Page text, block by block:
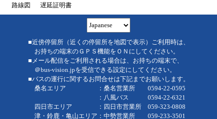
路線図 遅延証明書
■近傍停留所（近くの停留所を地図で表示）ご利用時は、
お持ちの端末のＧＰＳ機能をＯＮにしてください。
■メール配信をご利用される場合は、お持ちの端末で、
＠bus-vision.jpを受信できる設定にしてください。
■バスの運行に関するお問合せは下記までお願いします。
桑名エリア ：桑名営業所 0594-22-0595
：八風バス 0594-22-6321
四日市エリア ：四日市営業所 059-323-0808
津・鈴鹿・亀山エリア：中勢営業所 059-233-3501